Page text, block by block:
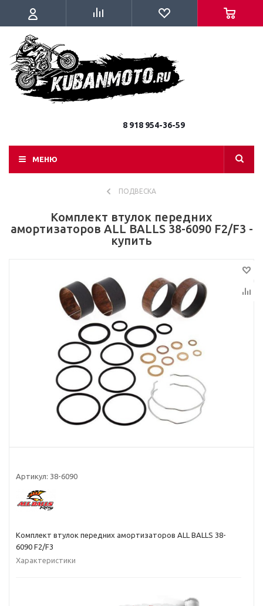
8 918 954-36-59
МЕНЮ
ПОДВЕСКА
Комплект втулок передних
амортизаторов ALL BALLS 38-6090 F2/F3 -
купить
Артикул: 38-6090
Комплект втулок передних амортизаторов ALL BALLS 38-
6090 F2/F3
Характеристики